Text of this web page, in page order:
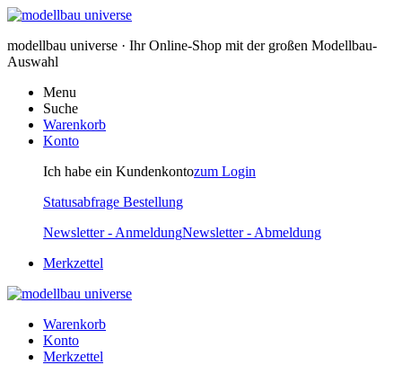
modellbau universe · Ihr Online-Shop mit der großen Modellbau-
Auswahl
Menu
Suche
Warenkorb
Konto
Ich habe ein Kundenkontozum Login
Statusabfrage Bestellung
Newsletter - AnmeldungNewsletter - Abmeldung
Merkzettel
Warenkorb
Konto
Merkzettel